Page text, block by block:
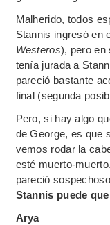
Malherido, todos
Stannis ingresó en
Westeros), pero en
tenía jurada a
pareció bastante
final (segunda
Pero, si hay algo
de George, es que
vemos rodar la
esté muerto-muerto.
pareció
Stannis puede
Arya